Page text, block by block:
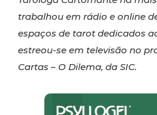
trabalhou em rádio e online
espaços de tarot dedicados
estreou-se em televisão no
Cartas – O Dilema, da SIC.